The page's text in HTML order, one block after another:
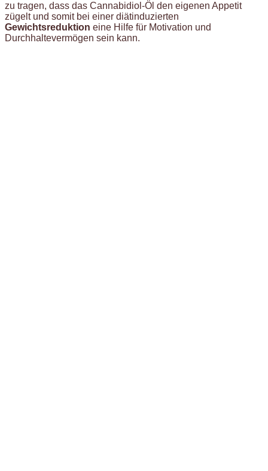
zu tragen, dass das Cannabidiol-Öl den eigenen Appetit
zügelt und somit bei einer diätinduzierten
Gewichtsreduktion eine Hilfe für Motivation und
Durchhaltevermögen sein kann.